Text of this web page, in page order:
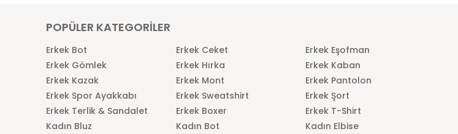
POPÜLER KATEGORİLER
Erkek Bot Erkek Ceket
Erkek Eşofman
Erkek Gömlek
Erkek Hırka
Erkek Kaban
Erkek Kazak
Erkek Mont
Erkek Pantolon
Erkek Spor Ayakkabı
Erkek Sweatshirt
Erkek Şort
Erkek Terlik & Sandalet
Erkek Boxer
Erkek T-Shirt
Kadın Bluz
Kadın Bot
Kadın Elbise